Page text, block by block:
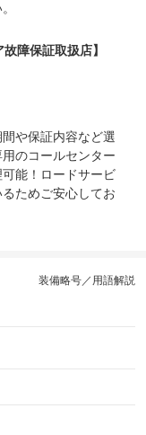
点検整備付
整備付
検の取得にあたって法
料など）が本体価格と
整備（法定２４ヶ月定
実施致します
障保証取扱店】
や保証内容など選
のコールセンター
能！ロードサービ
ためご安心してお
装備略号／用語解説